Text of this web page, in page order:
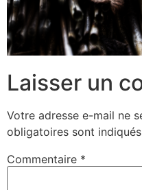
Laisser un
Votre adresse e-mail ne
obligatoires sont
Commentaire *